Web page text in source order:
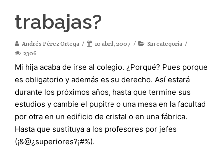
trabajas?
Andrés Pérez Ortega 10 abril, 2007
Sin categoría
2306
Mi hija acaba de irse al colegio. ¿Porqué? Pues porque
es obligatorio y además es su derecho. Así estará
durante los próximos años, hasta que termine sus
estudios y cambie el pupitre o una mesa en la facultad
por otra en un edificio de cristal o en una fábrica.
Hasta que sustituya a los profesores por jefes
(¡&@¿superiores?¡#%).